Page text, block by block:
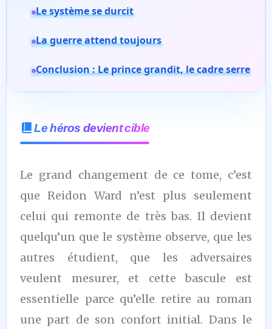
Le système se durcit
La guerre attend toujours
Conclusion : Le prince grandit, le cadre serre
Le héros devient cible
Le grand changement de ce tome, c’est
que Reidon Ward n’est plus seulement
celui qui remonte de très bas. Il devient
quelqu’un que le système observe, que les
autres étudient, que les adversaires
veulent mesurer, et cette bascule est
essentielle parce qu’elle retire au roman
une part de son confort initial. Dans le